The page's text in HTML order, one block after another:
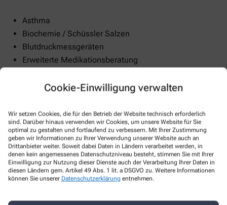
Cookie-Einwilligung verwalten
Wir setzen Cookies, die für den Betrieb der Website technisch erforderlich
sind. Darüber hinaus verwenden wir Cookies, um unsere Website für Sie
optimal zu gestalten und fortlaufend zu verbessern. Mit Ihrer Zustimmung
geben wir Informationen zu Ihrer Verwendung unserer Website auch an
Drittanbieter weiter. Soweit dabei Daten in Ländern verarbeitet werden, in
denen kein angemessenes Datenschutzniveau besteht, stimmen Sie mit Ihrer
Einwilligung zur Nutzung dieser Dienste auch der Verarbeitung Ihrer Daten in
diesen Ländern gem. Artikel 49 Abs. 1 lit. a DSGVO zu. Weitere Informationen
können Sie unserer Datenschutzerklärung entnehmen.
Asthma
Biochemie / Schüssler Salzen
Blutdruckmessgeräten
Erweiterte Medikationsberatung
Inkontinenz
Phytotherapie
Polymedikation
Anmessen